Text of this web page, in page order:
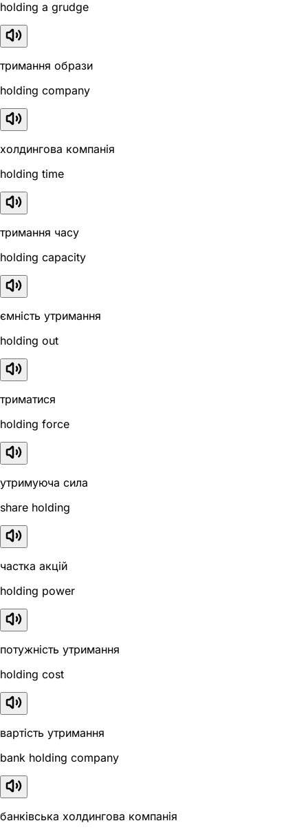
holding a grudge
тримання образи
holding company
холдингова компанія
holding time
тримання часу
holding capacity
ємність утримання
holding out
триматися
holding force
утримуюча сила
share holding
частка акцій
holding power
потужність утримання
holding cost
вартість утримання
bank holding company
банківська холдингова компанія